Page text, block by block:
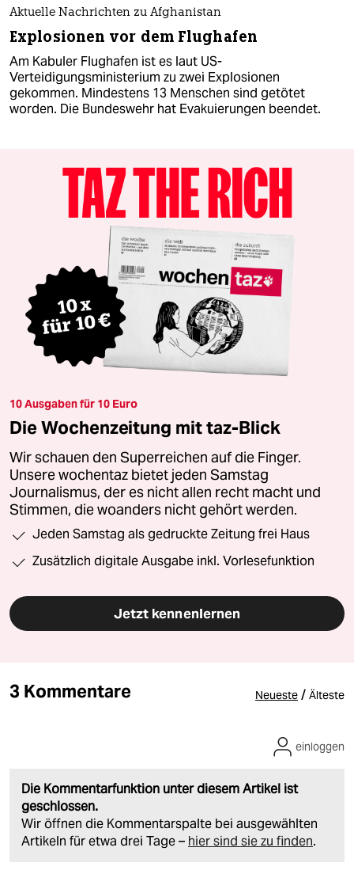
Aktuelle Nachrichten zu Afghanistan
Explosionen vor dem Flughafen
Am Kabuler Flughafen ist es laut US-
Verteidigungsministerium zu zwei Explosionen
gekommen. Mindestens 13 Menschen sind getötet
worden. Die Bundeswehr hat Evakuierungen beendet.
10 Ausgaben für 10 Euro
Die Wochenzeitung mit taz-Blick
Wir schauen den Superreichen auf die Finger.
Unsere wochentaz bietet jeden Samstag
Journalismus, der es nicht allen recht macht und
Stimmen, die woanders nicht gehört werden.
Jeden Samstag als gedruckte Zeitung frei Haus
Zusätzlich digitale Ausgabe inkl. Vorlesefunktion
Jetzt kennenlernen
3 Kommentare Neueste / Älteste
Die Kommentarfunktion unter diesem Artikel ist
geschlossen.
Wir öffnen die Kommentarspalte bei ausgewählten
Artikeln für etwa drei Tage – hier sind sie zu finden.
einloggen